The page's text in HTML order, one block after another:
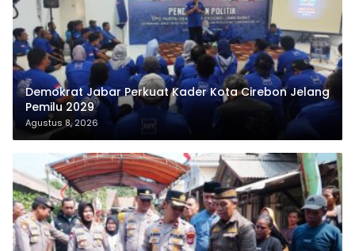
Demokrat Jabar Perkuat Kader Kota Cirebon Jelang
Pemilu 2029
Agustus 8, 2026